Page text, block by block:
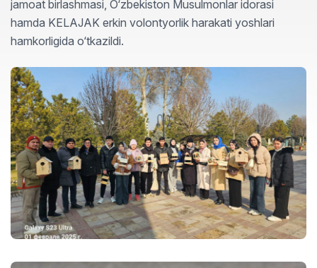
jamoat birlashmasi, O‘zbekiston Musulmonlar idorasi
hamda KELAJAK erkin volontyorlik harakati yoshlari
hamkorligida o‘tkazildi.